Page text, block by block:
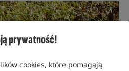
prywatność!
cookies, które pomagają